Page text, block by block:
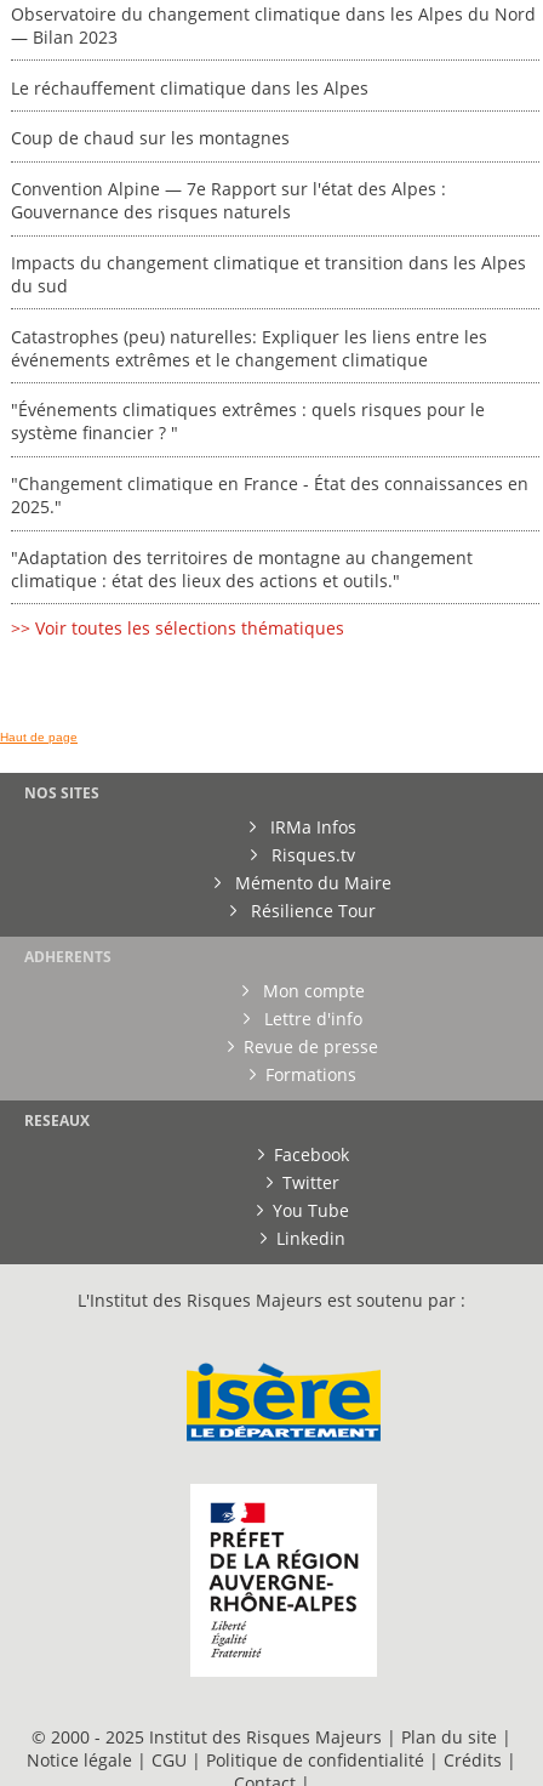
Observatoire du changement climatique dans les Alpes du Nord
— Bilan 2023
Le réchauffement climatique dans les Alpes
Coup de chaud sur les montagnes
Convention Alpine — 7e Rapport sur l'état des Alpes :
Gouvernance des risques naturels
Impacts du changement climatique et transition dans les Alpes
du sud
Catastrophes (peu) naturelles: Expliquer les liens entre les
événements extrêmes et le changement climatique
"Événements climatiques extrêmes : quels risques pour le
système financier ? "
"Changement climatique en France - État des connaissances en
2025."
"Adaptation des territoires de montagne au changement
climatique : état des lieux des actions et outils."
>> Voir toutes les sélections thématiques
Haut de page
NOS SITES
IRMa Infos
Risques.tv
Mémento du Maire
Résilience Tour
ADHERENTS
Mon compte
Lettre d'info
Revue de presse
Formations
RESEAUX
Facebook
Twitter
You Tube
Linkedin
L'Institut des Risques Majeurs est soutenu par :
© 2000 - 2025 Institut des Risques Majeurs | Plan du site |
Notice légale | CGU | Politique de confidentialité | Crédits |